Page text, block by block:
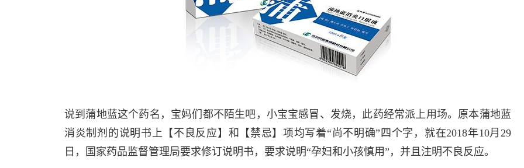
说到蒲地蓝这个药名，宝妈们都不陌生吧，小宝宝感冒、发烧，此药经常派上用场。原本蒲地蓝
消炎制剂的说明书上【不良反应】和【禁忌】项均写着“尚不明确”四个字，就在2018年10月29
日，国家药品监督管理局要求修订说明书，要求说明“孕妇和小孩慎用”，并且注明不良反应。
固性阴道炎...
咨询